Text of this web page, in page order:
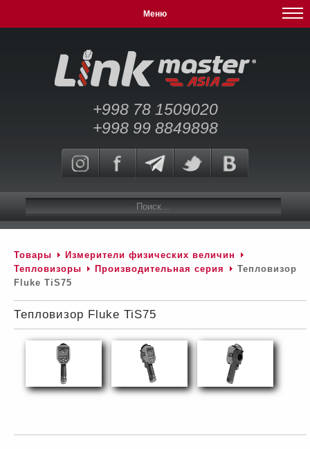
Меню
+998 78 1509020
+998 99 8849898
Товары
Измерители физических величин
Тепловизоры
Производительная серия
Тепловизор
Fluke TiS75
Тепловизор Fluke TiS75